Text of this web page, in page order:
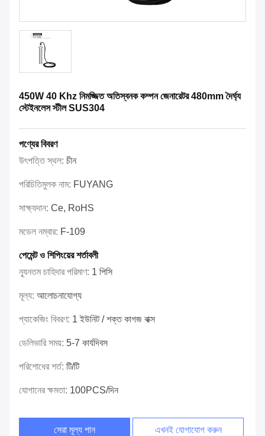
450W 40 Khz নিমজ্জিত অতিস্বনক কম্পন জেনারেটর 480mm দৈর্ঘ্য
স্টেইনলেস স্টীল SUS304
পণ্যের বিবরণ
উৎপত্তি স্থল: চীন
পরিচিতিমুলক নাম: FUYANG
সাক্ষ্যদান: Ce, RoHS
মডেল নম্বার: F-109
পেমেন্ট ও শিপিংয়ের শর্তাবলী
ন্যূনতম চাহিদার পরিমাণ: 1 পিসি
মূল্য: আলোচনাযোগ্য
প্যাকেজিং বিবরণ: 1 ইউনিট / শক্ত কাগজ বাক্স
ডেলিভারি সময়: 5-7 কার্যদিবস
পরিশোধের শর্ত: টি/টি
যোগানের ক্ষমতা: 100PCS/দিন
সেরা মূল্য পান এখনই যোগাযোগ করুন